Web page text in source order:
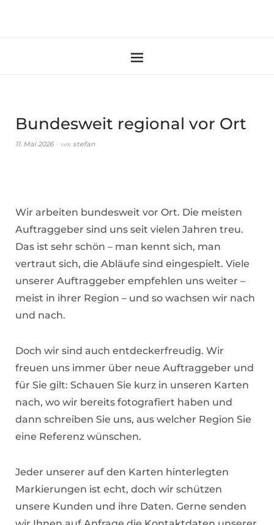
Bundesweit regional vor Ort
11. Mai 2026 von stefan
Wir arbeiten bundesweit vor Ort. Die meisten
Auftraggeber sind uns seit vielen Jahren treu.
Das ist sehr schön – man kennt sich, man
vertraut sich, die Abläufe sind eingespielt. Viele
unserer Auftraggeber empfehlen uns weiter –
meist in ihrer Region – und so wachsen wir nach
und nach.
Doch wir sind auch entdeckerfreudig. Wir
freuen uns immer über neue Auftraggeber und
für Sie gilt: Schauen Sie kurz in unseren Karten
nach, wo wir bereits fotografiert haben und
dann schreiben Sie uns, aus welcher Region Sie
eine Referenz wünschen.
Jeder unserer auf den Karten hinterlegten
Markierungen ist echt, doch wir schützen
unsere Kunden und ihre Daten. Gerne senden